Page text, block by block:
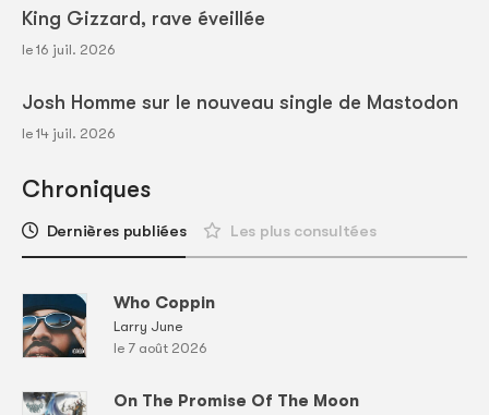
King Gizzard, rave éveillée
le 16 juil. 2026
Josh Homme sur le nouveau single de Mastodon
le 14 juil. 2026
Chroniques
Dernières publiées Les plus consultées
Who Coppin
Larry June
le 7 août 2026
On The Promise Of The Moon